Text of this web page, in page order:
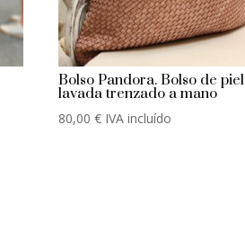
Bolso Pandora. Bolso de piel
lavada trenzado a mano
80,00€ IVA incluído